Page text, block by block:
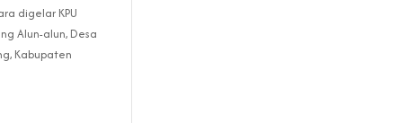
digelar KPU
Alun-alun, Desa
Kabupaten